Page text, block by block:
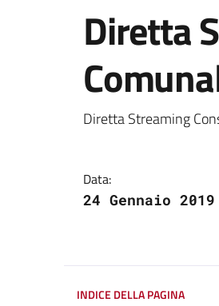
Diretta
Dettagli
Diretta Streaming
Data:
24 Gennaio 2019
INDICE DELLA PAGINA